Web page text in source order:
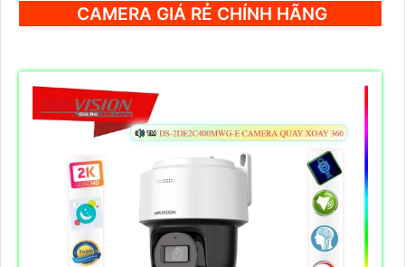
CAMERA GIÁ RẺ CHÍNH HÃNG